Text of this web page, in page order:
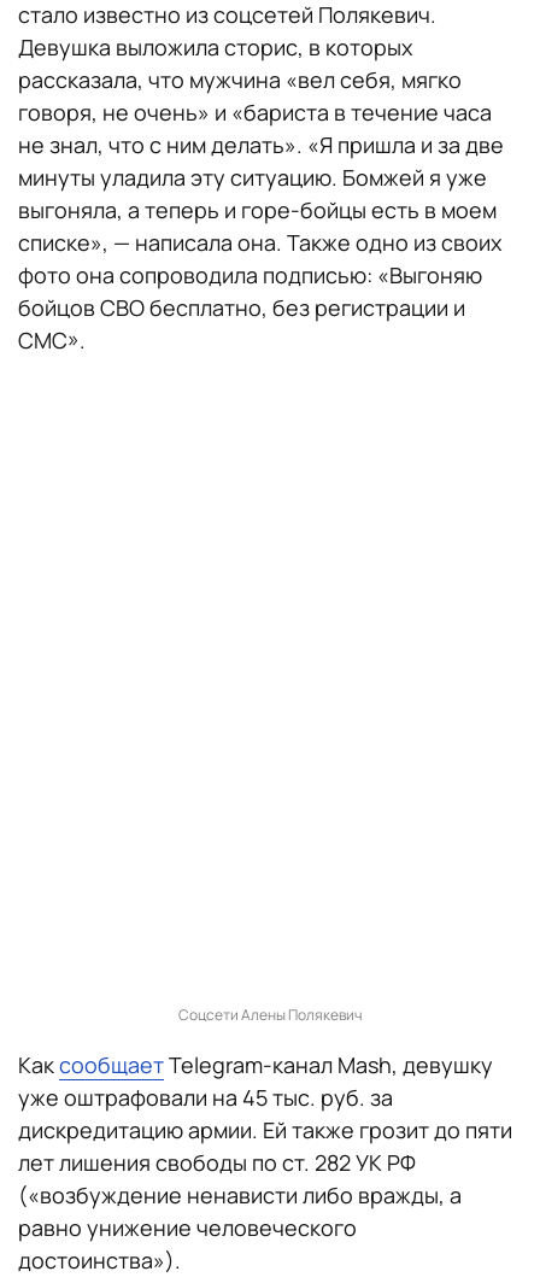
стало известно из соцсетей Полякевич.
Девушка выложила сторис, в которых
рассказала, что мужчина «вел себя, мягко
говоря, не очень» и «бариста в течение часа
не знал, что с ним делать». «Я пришла и за две
минуты уладила эту ситуацию. Бомжей я уже
выгоняла, а теперь и горе-бойцы есть в моем
списке», — написала она. Также одно из своих
фото она сопроводила подписью: «Выгоняю
бойцов СВО бесплатно, без регистрации и
СМС».
Соцсети Алены Полякевич
КаксообщаетTelegram-канал Mash, девушку
уже оштрафовали на 45 тыс. руб. за
дискредитацию армии. Ей также грозит до пяти
лет лишения свободы по ст. 282 УК РФ
(«возбуждение ненависти либо вражды, а
равно унижение человеческого
достоинства»).